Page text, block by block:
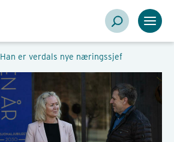
Han er verdals nye næringssjef